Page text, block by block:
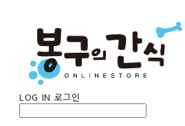
LOG IN 로그인